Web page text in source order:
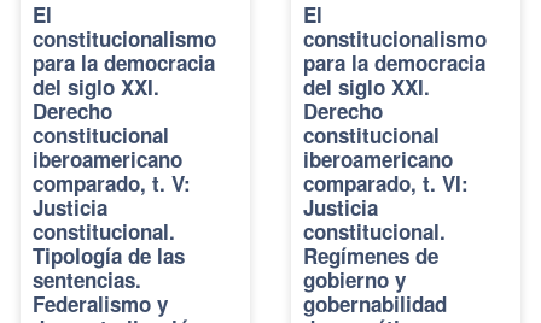
El
constitucionalismo
para la democracia
del siglo XXI.
Derecho
constitucional
iberoamericano
comparado, t. V:
Justicia
constitucional.
Tipología de las
sentencias.
Federalismo y
El
constitucionalismo
para la democracia
del siglo XXI.
Derecho
constitucional
iberoamericano
comparado, t. VI:
Justicia
constitucional.
Regímenes de
gobierno y
gobernabilidad